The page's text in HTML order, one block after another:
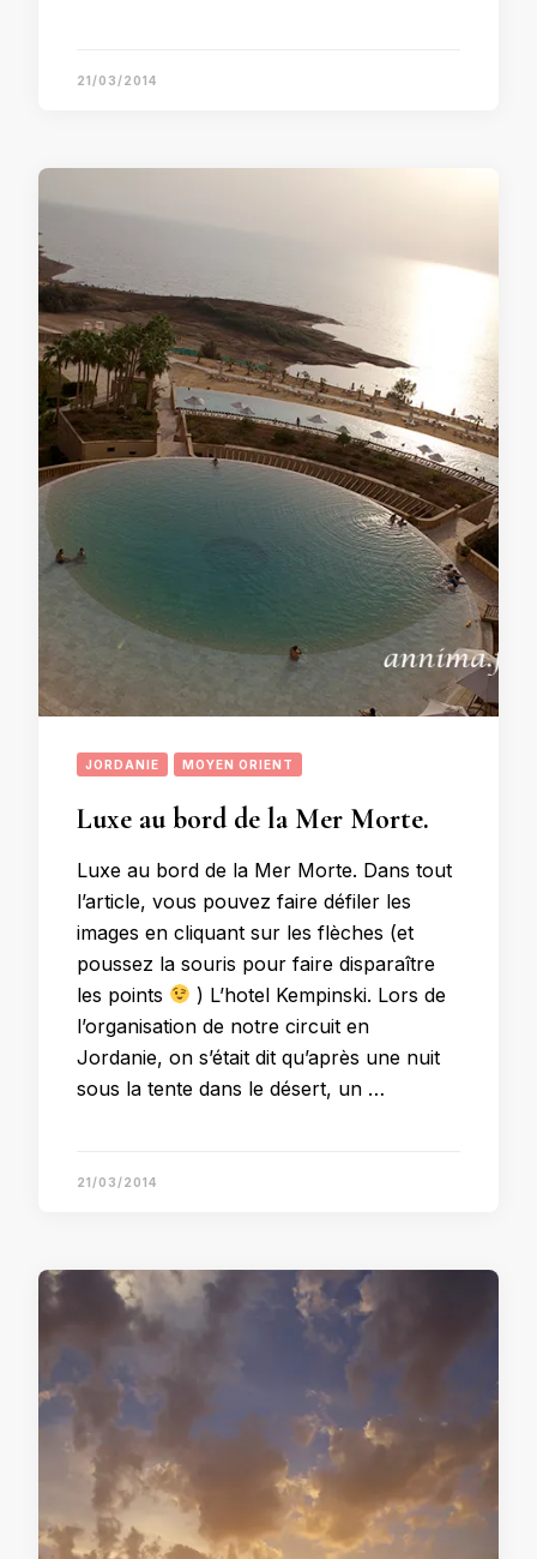
21/03/2014
JORDANIE MOYEN ORIENT
Luxe au bord de la Mer Morte.
Luxe au bord de la Mer Morte. Dans tout
l’article, vous pouvez faire défiler les
images en cliquant sur les flèches (et
poussez la souris pour faire disparaître
les points
) L’hotel Kempinski. Lors de
l’organisation de notre circuit en
Jordanie, on s’était dit qu’après une nuit
sous la tente dans le désert, un …
21/03/2014